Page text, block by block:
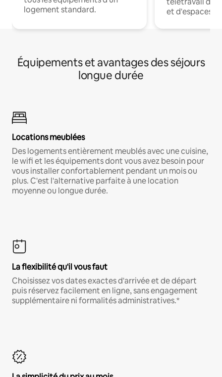
logement standard.
et d'espaces
Équipements et avantages des séjours
longue durée
Locations meublées
Des logements entièrement meublés avec une cuisine,
le wifi et les équipements dont vous avez besoin pour
vous installer confortablement pendant un mois ou
plus. C'est l'alternative parfaite à une location
moyenne ou longue durée.
La flexibilité qu'il vous faut
Choisissez vos dates exactes d'arrivée et de départ
puis réservez facilement en ligne, sans engagement
supplémentaire ni formalités administratives.*